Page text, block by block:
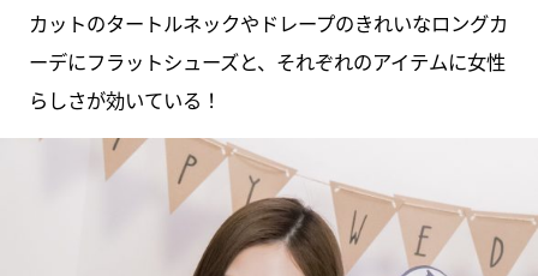
カットのタートルネックやドレープのきれいなロングカ
ーデにフラットシューズと、それぞれのアイテムに女性
らしさが効いている！